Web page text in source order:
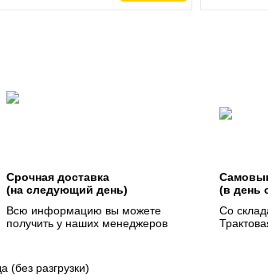
Срочная доставка
(на следующий день)
Всю информацию вы можете
получить у наших менеджеров
(в день
Со
(без разгрузки)